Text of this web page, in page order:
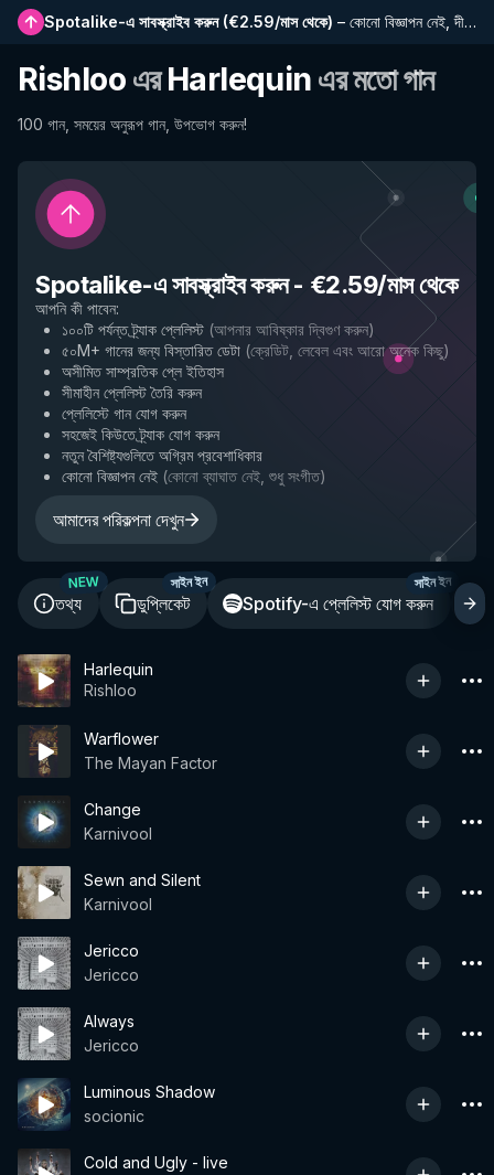
Spotalike-এ সাবস্ক্রাইব করুন(€2.59/মাস থেকে) – কোনো বিজ্ঞাপন নেই, দীর্ঘতর প্লেলিস্ট, সম্পূর্ণ ইতিহাস এবং নতুন বৈশিষ্ট্যে প্রাথমিক প্রবেশাধিকার
Rishloo এরHarlequin এর মতো গান
100 গান, সময়ের অনুরূপ গান, উপভোগ করুন!
Spotalike-এ সাবস্ক্রাইব করুন- €2.59/মাস থেকে
আপনি কী পাবেন:
১০০টি পর্যন্ত ট্র্যাক প্লেলিস্ট (আপনার আবিষ্কার দ্বিগুণ করুন)
৫০M+ গানের জন্য বিস্তারিত ডেটা (ক্রেডিট, লেবেল এবং আরো অনেক কিছু)
অসীমিত সাম্প্রতিক প্লে ইতিহাস
সীমাহীন প্লেলিস্ট তৈরি করুন
প্লেলিস্টে গান যোগ করুন
সহজেই কিউতে ট্র্যাক যোগ করুন
নতুন বৈশিষ্ট্যগুলিতে অগ্রিম প্রবেশাধিকার
কোনো বিজ্ঞাপন নেই (কোনো ব্যাঘাত নেই, শুধু সংগীত)
আমাদের পরিকল্পনা দেখুন
তথ্য
NEW
ডুপ্লিকেট
সাইন ইন
Spotify-এ প্লেলিস্ট যোগ করুন
সাইন ইন
Harlequin
Rishloo
Warflower
The Mayan Factor
Change
Karnivool
Sewn and Silent
Karnivool
Jericco
Jericco
Always
Jericco
Luminous Shadow
socionic
Cold and Ugly - live